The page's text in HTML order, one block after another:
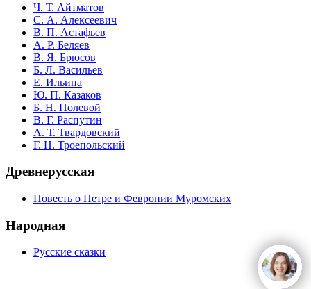
Ч. Т. Айтматов
С. А. Алексеевич
В. П. Астафьев
А. Р. Беляев
В. Я. Брюсов
Б. Л. Васильев
Е. Ильина
Ю. П. Казаков
Б. Н. Полевой
В. Г. Распутин
А. Т. Твардовский
Г. Н. Троепольский
Древнерусская
Повесть о Петре и Февронии Муромских
Народная
Русские сказки
open